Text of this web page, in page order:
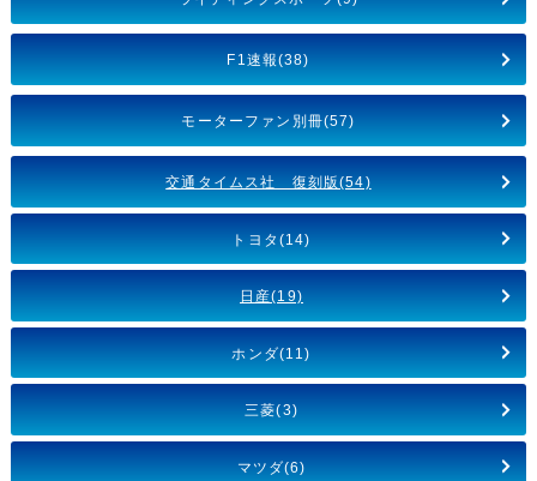
F1速報(38)
モーターファン別冊(57)
交通タイムス社 復刻版(54)
トヨタ(14)
日産(19)
ホンダ(11)
三菱(3)
マツダ(6)